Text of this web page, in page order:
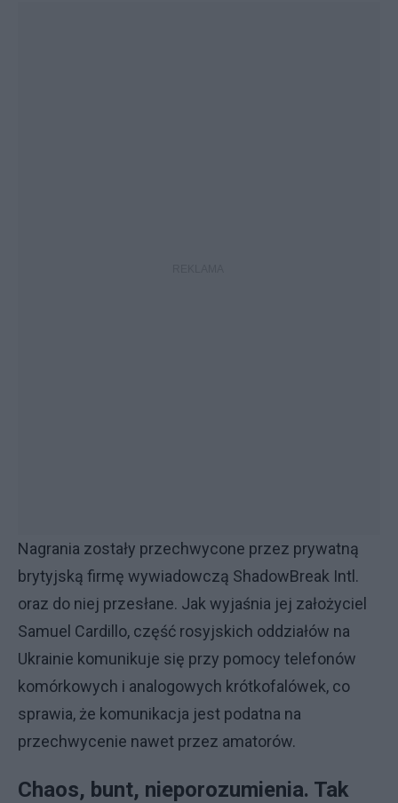
Nagrania zostały przechwycone przez prywatną
brytyjską firmę wywiadowczą ShadowBreak Intl.
oraz do niej przesłane. Jak wyjaśnia jej założyciel
Samuel Cardillo, część rosyjskich oddziałów na
Ukrainie komunikuje się przy pomocy telefonów
komórkowych i analogowych krótkofalówek, co
sprawia, że komunikacja jest podatna na
przechwycenie nawet przez amatorów.
Chaos, bunt, nieporozumienia. Tak